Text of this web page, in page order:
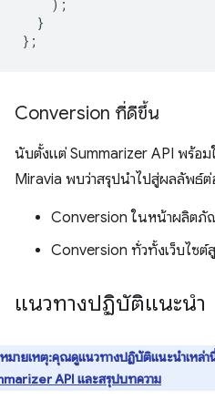
);
}
};
Conversion ที่ดีขึ้น
นับตั้งแต่ Summarizer API พร้อม
Miravia พบว่าสรุปนำไปสู่ผลลัพธ์
Conversion ในหน้าผลิตภั
Conversion ทั่วทั้งเว็บไซต์
แนวทางปฏิบัติแนะนำ
หมายเหตุ:คุณดูแนวทางปฏิบัติแนะนำเหล่
API และสรุปบทความ